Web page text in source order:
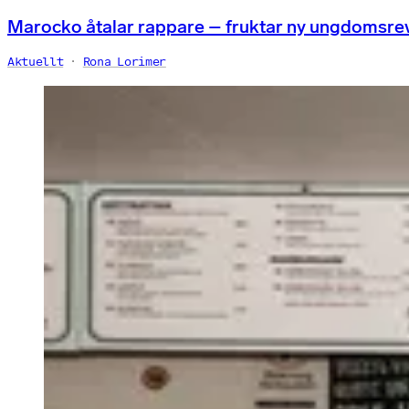
Marocko åtalar rappare – fruktar ny
Aktuellt Rona Lorimer